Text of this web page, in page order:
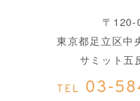
〒120-
東京都足立区中
サミット五
TEL 03-